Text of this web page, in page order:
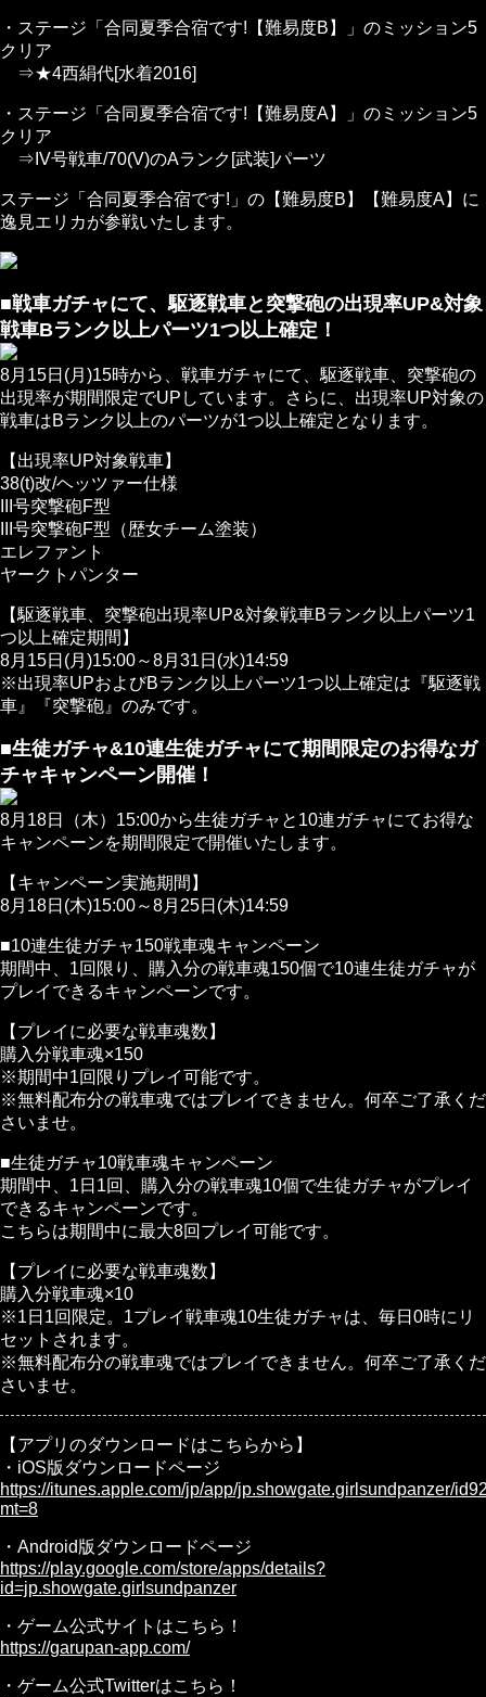
・ステージ「合同夏季合宿です!【難易度B】」のミッション5
クリア
⇒★4西絹代[水着2016]
・ステージ「合同夏季合宿です!【難易度A】」のミッション5
クリア
⇒IV号戦車/70(V)のAランク[武装]パーツ
ステージ「合同夏季合宿です!」の【難易度B】【難易度A】に
逸見エリカが参戦いたします。
■戦車ガチャにて、駆逐戦車と突撃砲の出現率UP&対象
戦車Bランク以上パーツ1つ以上確定！
8月15日(月)15時から、戦車ガチャにて、駆逐戦車、突撃砲の
出現率が期間限定でUPしています。さらに、出現率UP対象の
戦車はBランク以上のパーツが1つ以上確定となります。
【出現率UP対象戦車】
38(t)改/ヘッツァー仕様
III号突撃砲F型
III号突撃砲F型（歴女チーム塗装）
エレファント
ヤークトパンター
【駆逐戦車、突撃砲出現率UP&対象戦車Bランク以上パーツ1
つ以上確定期間】
8月15日(月)15:00～8月31日(水)14:59
※出現率UPおよびBランク以上パーツ1つ以上確定は『駆逐戦
車』『突撃砲』のみです。
■生徒ガチャ&10連生徒ガチャにて期間限定のお得なガ
チャキャンペーン開催！
8月18日（木）15:00から生徒ガチャと10連ガチャにてお得な
キャンペーンを期間限定で開催いたします。
【キャンペーン実施期間】
8月18日(木)15:00～8月25日(木)14:59
■10連生徒ガチャ150戦車魂キャンペーン
期間中、1回限り、購入分の戦車魂150個で10連生徒ガチャが
プレイできるキャンペーンです。
【プレイに必要な戦車魂数】
購入分戦車魂×150
※期間中1回限りプレイ可能です。
※無料配布分の戦車魂ではプレイできません。何卒ご了承くだ
さいませ。
■生徒ガチャ10戦車魂キャンペーン
期間中、1日1回、購入分の戦車魂10個で生徒ガチャがプレイ
できるキャンペーンです。
こちらは期間中に最大8回プレイ可能です。
【プレイに必要な戦車魂数】
購入分戦車魂×10
※1日1回限定。1プレイ戦車魂10生徒ガチャは、毎日0時にリ
セットされます。
※無料配布分の戦車魂ではプレイできません。何卒ご了承くだ
さいませ。
【アプリのダウンロードはこちらから】
・iOS版ダウンロードページ
https://itunes.apple.com/jp/app/jp.showgate.girlsundpanzer/
mt=8
・Android版ダウンロードページ
https://play.google.com/store/apps/details?
id=jp.showgate.girlsundpanzer
・ゲーム公式サイトはこちら！
https://garupan-app.com/
・ゲーム公式Twitterはこちら！